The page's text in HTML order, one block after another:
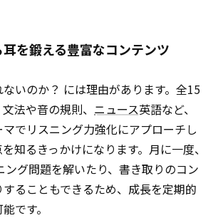
を鍛える豊富なコンテンツ
いのか？ には理由があります。全15
法や音の規則、 ニュース英語など、
でリスニング力強化にアプローチし
知るきっかけになります。月に一度、
ング問題を解いたり、書き取りのコン
ることもできるため、成長を定期的
です。